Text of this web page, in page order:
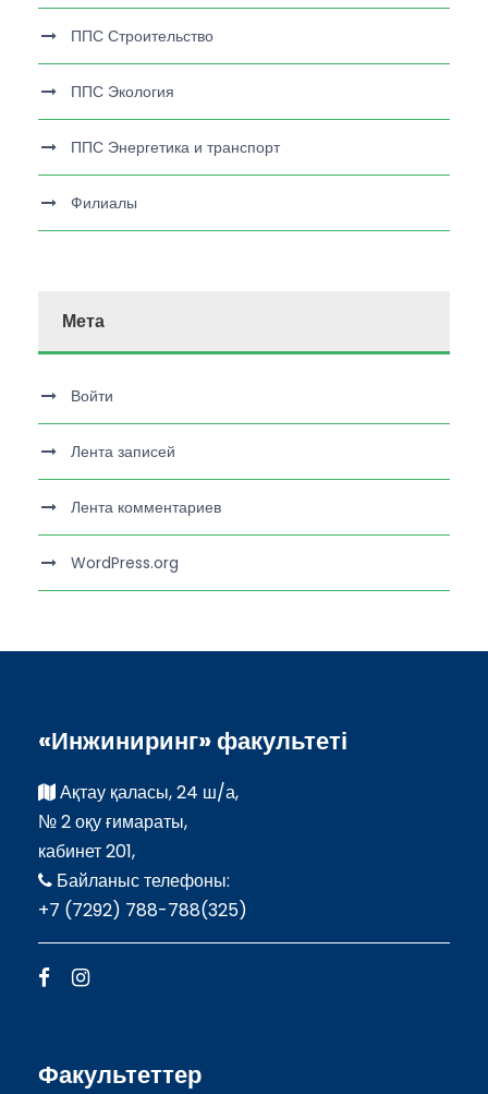
ППС Строительство
ППС Экология
ППС Энергетика и транспорт
Филиалы
Мета
Войти
Лента записей
Лента комментариев
WordPress.org
«Инжиниринг» факультеті
Ақтау қаласы, 24 ш/а,
№ 2 оқу ғимараты,
кабинет 201,
Байланыс телефоны:
+7 (7292) 788-788(325)
Факультеттер